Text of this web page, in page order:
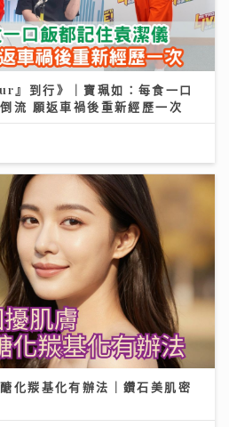
』到行》｜寶珮如：每食一口
流 願返車禍後重新經歷一次
化羰基化有辦法｜鑽石美肌密
甲醛！專家教你揀米粉秘訣與 2
降溫 市場風險升溫 輪證定律揭